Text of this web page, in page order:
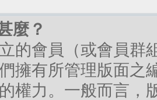
麼？
的會員（或會員群
擁有所管理版面之
權力。一般而言，